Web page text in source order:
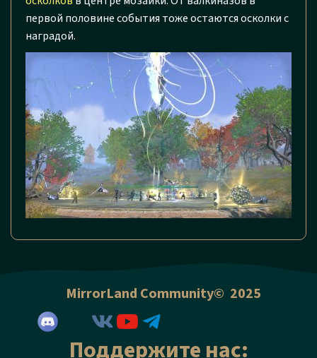
первой половине события тоже остаются осколки с
наградой.
MirrorLand Community© 2025
Поддержите нас: